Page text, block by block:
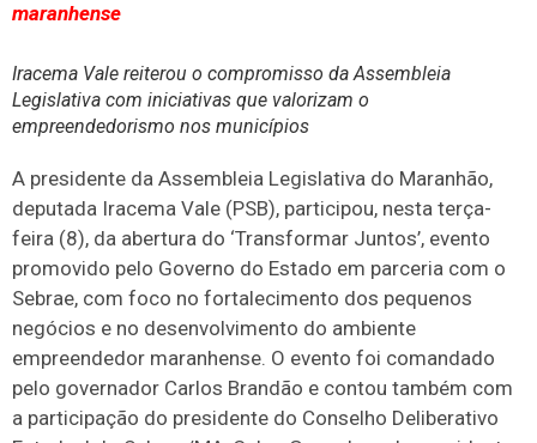
maranhense
Iracema Vale reiterou o compromisso da Assembleia
Legislativa com iniciativas que valorizam o
empreendedorismo nos municípios
A presidente da Assembleia Legislativa do Maranhão,
deputada Iracema Vale (PSB), participou, nesta terça-
feira (8), da abertura do ‘Transformar Juntos’, evento
promovido pelo Governo do Estado em parceria com o
Sebrae, com foco no fortalecimento dos pequenos
negócios e no desenvolvimento do ambiente
empreendedor maranhense. O evento foi comandado
pelo governador Carlos Brandão e contou também com
a participação do presidente do Conselho Deliberativo